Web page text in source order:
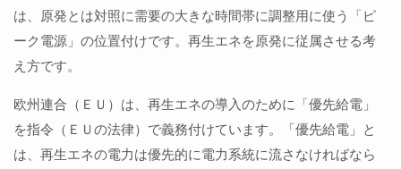
は、原発とは対照に需要の大きな時間帯に調整用に使う「ピ
ーク電源」の位置付けです。再生エネを原発に従属させる考
え方です。
欧州連合（ＥＵ）は、再生エネの導入のために「優先給電」
を指令（ＥＵの法律）で義務付けています。「優先給電」と
は、再生エネの電力は優先的に電力系統に流さなければなら